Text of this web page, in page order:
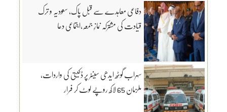
دفاعی معاہدے سے قبل پاک، سعودیہ و ترک
قیادت کی مشترکہ نمازِ جمعہ،اجتماعی دعا
سہراب گوٹھ ایدھی سینٹر پر ڈکیتی کی واردات،
ملزمان 65 لاکھ روپے لوٹ کر فرار